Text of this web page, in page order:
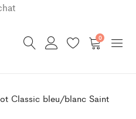
0
Classic bleu/blanc Saint